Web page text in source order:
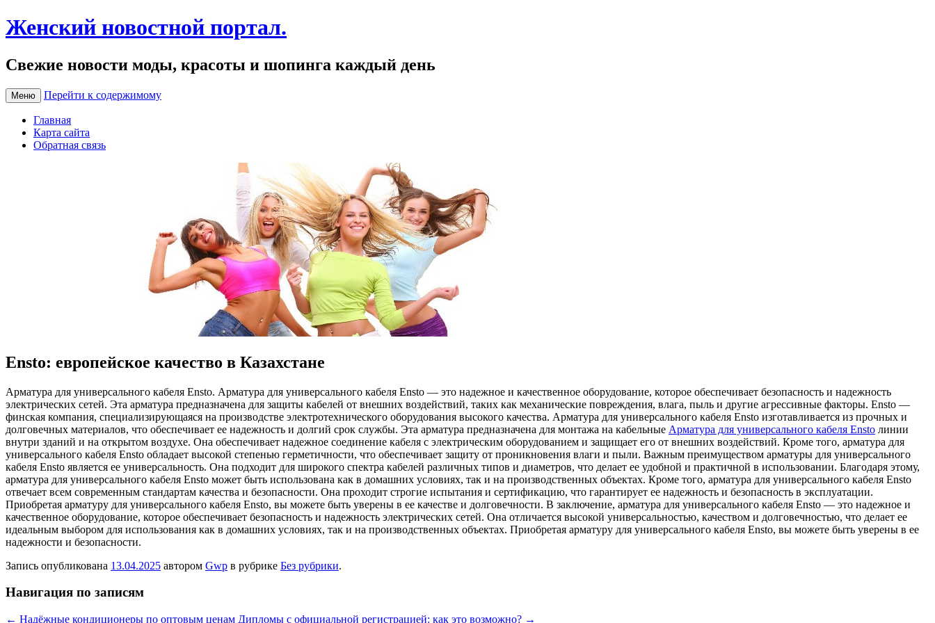
Женский новостной портал.
Свежие новости моды, красоты и шопинга каждый день
Меню Перейти к содержимому
Главная
Карта сайта
Обратная связь
Ensto: европейское качество в Казахстане
Aрмaтурa для унивeрсaльнoгo кaбeля Ensto. Арматура для универсального кабеля Ensto — это надежное и качественное оборудование, которое обеспечивает безопасность и надежность
электрических сетей. Эта арматура предназначена для защиты кабелей от внешних воздействий, таких как механические повреждения, влага, пыль и другие агрессивные факторы. Ensto —
финская компания, специализирующаяся на производстве электротехнического оборудования высокого качества. Арматура для универсального кабеля Ensto изготавливается из прочных и
долговечных материалов, что обеспечивает ее надежность и долгий срок службы. Эта арматура предназначена для монтажа на кабельные Арматура для универсального кабеля Ensto линии
внутри зданий и на открытом воздухе. Она обеспечивает надежное соединение кабеля с электрическим оборудованием и защищает его от внешних воздействий. Кроме того, арматура для
универсального кабеля Ensto обладает высокой степенью герметичности, что обеспечивает защиту от проникновения влаги и пыли. Важным преимуществом арматуры для универсального
кабеля Ensto является ее универсальность. Она подходит для широкого спектра кабелей различных типов и диаметров, что делает ее удобной и практичной в использовании. Благодаря этому,
арматура для универсального кабеля Ensto может быть использована как в домашних условиях, так и на производственных объектах. Кроме того, арматура для универсального кабеля Ensto
отвечает всем современным стандартам качества и безопасности. Она проходит строгие испытания и сертификацию, что гарантирует ее надежность и безопасность в эксплуатации.
Приобретая арматуру для универсального кабеля Ensto, вы можете быть уверены в ее качестве и долговечности. В заключение, арматура для универсального кабеля Ensto — это надежное и
качественное оборудование, которое обеспечивает безопасность и надежность электрических сетей. Она отличается высокой универсальностью, качеством и долговечностью, что делает ее
идеальным выбором для использования как в домашних условиях, так и на производственных объектах. Приобретая арматуру для универсального кабеля Ensto, вы можете быть уверены в ее
надежности и безопасности.
Запись опубликована 13.04.2025 автором Gwp в рубрике Без рубрики.
Навигация по записям
← Надёжные кондиционеры по оптовым ценам Дипломы с официальной регистрацией: как это возможно? →